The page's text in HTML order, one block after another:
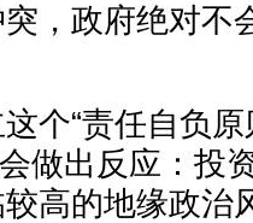
，政府绝对不
个“责任自负
做出反应：投
高的地缘政治